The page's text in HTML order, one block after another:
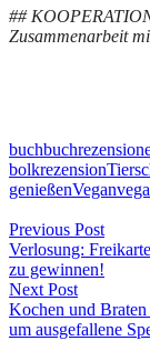
##
Zusammenarbeit
buchbuchrezension
bolkrezension
genießenVegan
Previous Post
Verlosung:
zu gewinnen!
Next Post
Kochen und
um ausgefallene